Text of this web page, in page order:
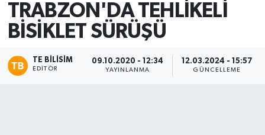
TRABZON'DA TEHLİKELİ
BİSİKLET SÜRÜŞÜ
TE BILISIM
EDITÖR
09.10.2020 - 12:34
YAYINLANMA
12.03.2024 - 15:57
GÜNCELLEME
Haber Arşivi